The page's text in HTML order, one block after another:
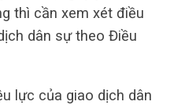
thì cần xem xét điều
dân sự theo Điều
lực của giao dịch dân